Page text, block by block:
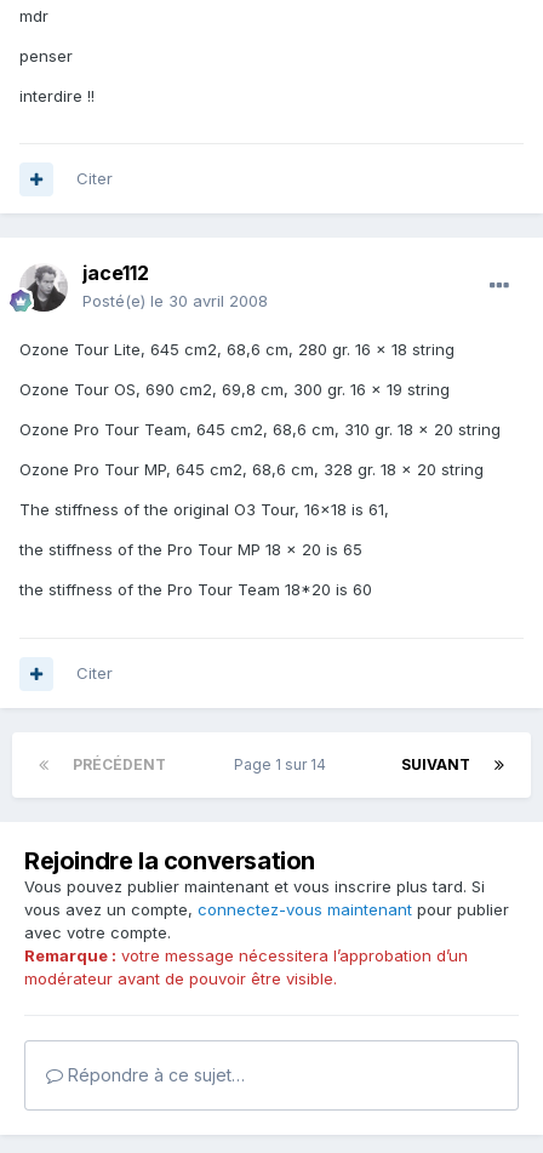
mdr
penser
interdire !!
Citer
jace112
Posté(e) le 30 avril 2008
Ozone Tour Lite, 645 cm2, 68,6 cm, 280 gr. 16 x 18 string
Ozone Tour OS, 690 cm2, 69,8 cm, 300 gr. 16 x 19 string
Ozone Pro Tour Team, 645 cm2, 68,6 cm, 310 gr. 18 x 20 string
Ozone Pro Tour MP, 645 cm2, 68,6 cm, 328 gr. 18 x 20 string
The stiffness of the original O3 Tour, 16x18 is 61,
the stiffness of the Pro Tour MP 18 x 20 is 65
the stiffness of the Pro Tour Team 18*20 is 60
Citer
PRÉCÉDENT SUIVANT
Page 1 sur 14
Rejoindre la conversation
Vous pouvez publier maintenant et vous inscrire plus tard. Si
vous avez un compte, connectez-vous maintenant pour publier
avec votre compte.
Remarque : votre message nécessitera l’approbation d’un
modérateur avant de pouvoir être visible.
Répondre à ce sujet…